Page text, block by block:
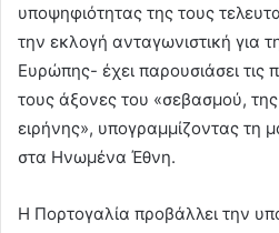
υποψηφιότητας της τους
την εκλογή ανταγωνιστική για
Ευρώπης- έχει παρουσιάσει τις
τους άξονες του «σεβασμού, της
ειρήνης», υπογραμμίζοντας τη
στα Ηνωμένα Έθνη.
Η Πορτογαλία προβάλλει την